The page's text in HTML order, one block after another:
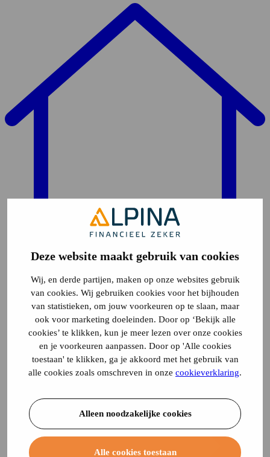
Deze website maakt gebruik van cookies
Wij, en derde partijen, maken op onze websites gebruik
van cookies. Wij gebruiken cookies voor het bijhouden
van statistieken, om jouw voorkeuren op te slaan, maar
ook voor marketing doeleinden. Door op ‘Bekijk alle
cookies’ te klikken, kun je meer lezen over onze cookies
en je voorkeuren aanpassen. Door op 'Alle cookies
toestaan' te klikken, ga je akkoord met het gebruik van
alle cookies zoals omschreven in onze cookieverklaring.
Alleen noodzakelijke cookies
Alle cookies toestaan